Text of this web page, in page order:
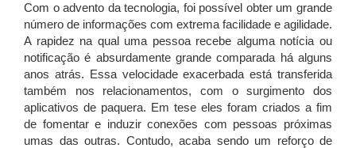
Com o advento da tecnologia, foi possível obter um grande
número de informações com extrema facilidade e agilidade.
A rapidez na qual uma pessoa recebe alguma notícia ou
notificação é absurdamente grande comparada há alguns
anos atrás. Essa velocidade exacerbada está transferida
também nos relacionamentos, com o surgimento dos
aplicativos de paquera. Em tese eles foram criados a fim
de fomentar e induzir conexões com pessoas próximas
umas das outras. Contudo, acaba sendo um reforço de